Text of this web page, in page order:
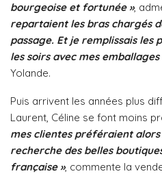
bourgeoise et fortunée »,
repartaient les bras chargés
passage. Et je remplissais les
les soirs avec mes emballages
Yolande.
Puis arrivent les années plus
Laurent, Céline se font moins
mes clientes préféraient
recherche des belles
française », commente la